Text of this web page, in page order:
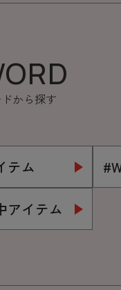
から探す
テム
アイテム